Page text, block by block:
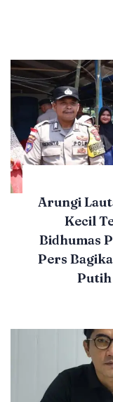
Arungi
Kecil
Bidhumas
Pers
Putih